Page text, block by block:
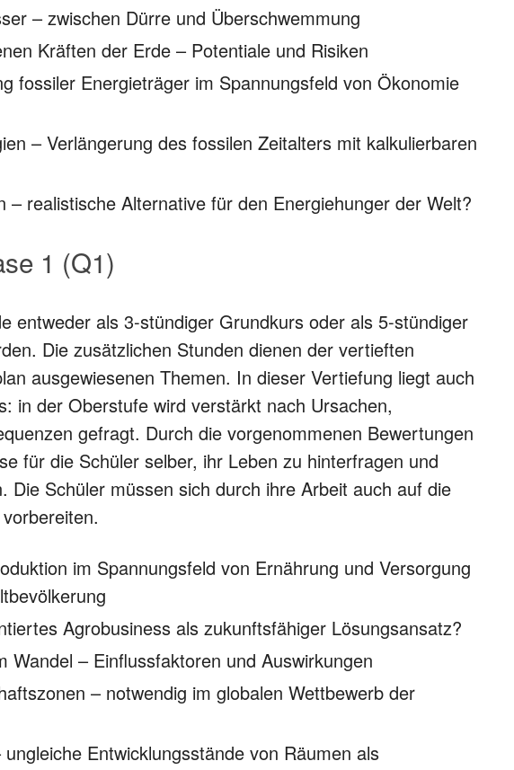
– zwischen Dürre und Überschwemmung
Kräften der Erde – Potentiale und Risiken
fossiler Energieträger im Spannungsfeld von Ökonomie
– Verlängerung des fossilen Zeitalters mit kalkulierbaren
– realistische Alternative für den Energiehunger der Welt?
1 (Q1)
entweder als 3-stündiger Grundkurs oder als 5-stündiger
Die zusätzlichen Stunden dienen der vertieften
ausgewiesenen Themen. In dieser Vertiefung liegt auch
in der Oberstufe wird verstärkt nach Ursachen,
gefragt. Durch die vorgenommenen Bewertungen
für die Schüler selber, ihr Leben zu hinterfragen und
Die Schüler müssen sich durch ihre Arbeit auch auf die
im Spannungsfeld von Ernährung und Versorgung
Agrobusiness als zukunftsfähiger Lösungsansatz?
Wandel – Einflussfaktoren und Auswirkungen
– notwendig im globalen Wettbewerb der
Entwicklungsstände von Räumen als